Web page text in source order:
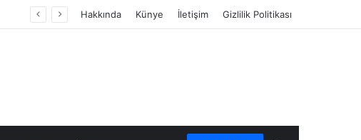
Hakkında Künye İletişim Gizlilik Politikası